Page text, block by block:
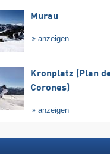
Murau
anzeigen
Kronplatz (Plan
Corones)
anzeigen